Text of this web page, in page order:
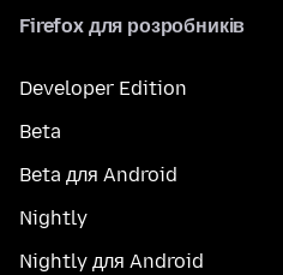
Firefox для розробників
Developer Edition
Beta
Beta для Android
Nightly
Nightly для Android